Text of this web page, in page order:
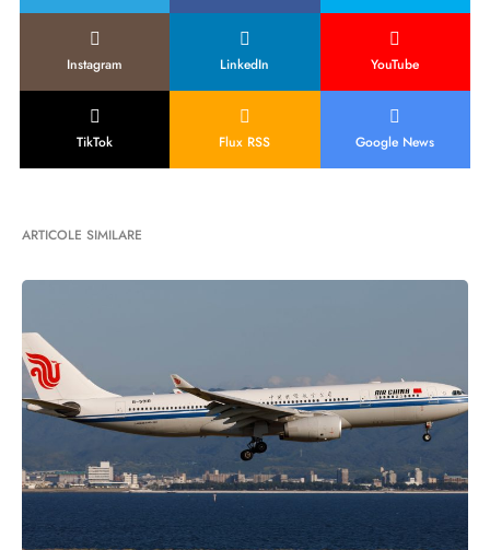
Instagram LinkedIn YouTube
TikTok Flux RSS Google News
ARTICOLE SIMILARE